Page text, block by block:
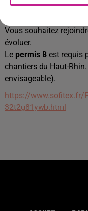
le domaine Agricole,
Vous souhaitez
évoluer.
Le permis B est requis
chantiers du Haut-
envisageable).
https://www.sofitex.fr/
32t2g81ywb.html